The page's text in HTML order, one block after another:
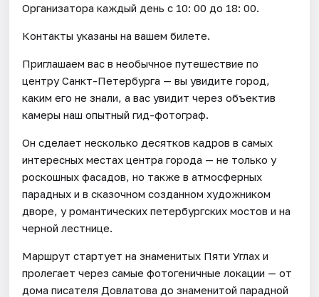
Организатора каждый день c 10: 00 до 18: 00.
Контакты указаны на вашем билете.
Приглашаем вас в необычное путешествие по
центру Санкт-Петербурга — вы увидите город,
каким его не знали, а вас увидит через объектив
камеры наш опытный гид-фотограф.
Он сделает несколько десятков кадров в самых
интересных местах центра города — не только у
роскошных фасадов, но также в атмосферных
парадных и в сказочном созданном художником
дворе, у романтических петербургских мостов и на
черной лестнице.
Маршрут стартует на знаменитых Пяти Углах и
пролегает через самые фотогеничные локации — от
дома писателя Довлатова до знаменитой парадной